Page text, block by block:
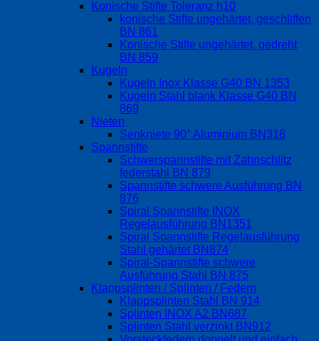
Konische Stifte Toleranz h10
konische Stifte ungehärtet, geschliffen
BN 861
Konische Stifte ungehärtet, gedreht
BN 859
Kugeln
Kugeln Inox Klasse G40 BN 1353
Kugeln Stahl blank Klasse G40 BN
869
Nieten
Senkniete 90° Aluminium BN318
Spannstifte
Schwerspannstifte mit Zahnschlitz
federstahl BN 879
Spannstifte schwere Ausführung BN
876
Spiral Spannstifte INOX
Regelausführung BN1351
Spiral Spannstifte Regelausführung
Stahl gehärtet BN874
Spiral-Spannstifte schwere
Ausführung Stahl BN 875
Klappsplinten / Splinten / Federn
Klappsplinten Stahl BN 914
Splinten INOX A2 BN687
Splinten Stahl verzinkt BN912